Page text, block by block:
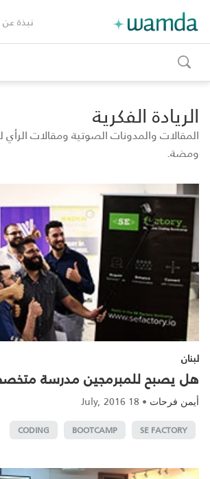
نبذة
toggle
search
الريادة الفكرية
المقالات والمدونات الصوتية ومقالات الرأي
ومضة.
لبنان
هل يصبح للمبرمجين مدرسة
أيمن فرحات •
18 July, 2016
SE FACTORY
BOOTCAMP
CODING